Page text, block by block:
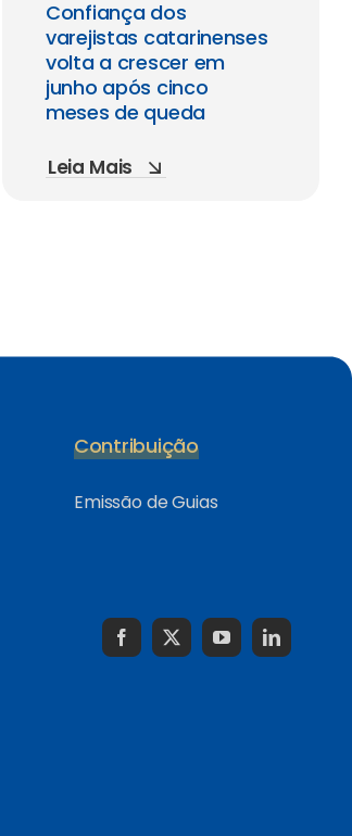
Confiança dos
varejistas catarinenses
volta a crescer em
junho após cinco
meses de queda
Leia Mais
Contribuição
Emissão de Guias